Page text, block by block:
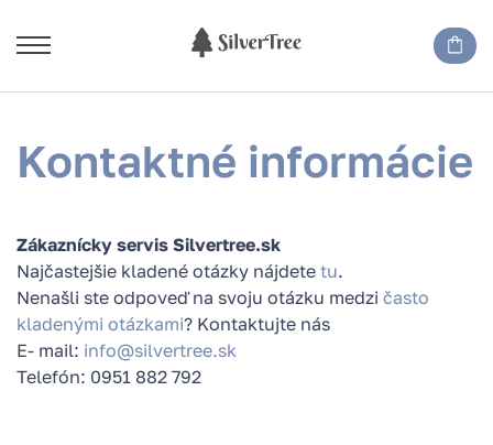
Kontaktné informácie
Zákaznícky servis Silvertree.sk
Najčastejšie kladené otázky nájdete tu.
Nenašli ste odpoveď na svoju otázku medzi často
kladenými otázkami? Kontaktujte nás
E- mail: info@silvertree.sk
Telefón: 0951 882 792